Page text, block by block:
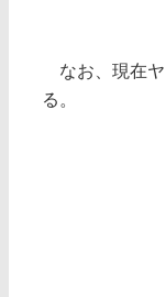
なお、現在ヤ
る。